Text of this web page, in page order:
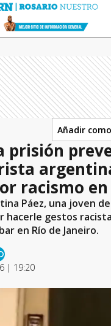
Añadir
prisión
racismo
Páez, una joven
hacerle gestos
en Río de Janeiro.
| 19:20